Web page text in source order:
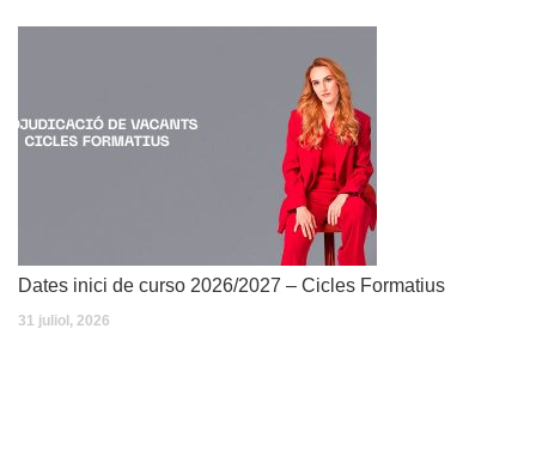
Dates inici de curso 2026/2027 – Cicles Formatius
31 juliol, 2026